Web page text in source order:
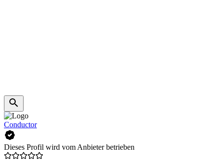
Conductor
Dieses Profil wird vom Anbieter betrieben